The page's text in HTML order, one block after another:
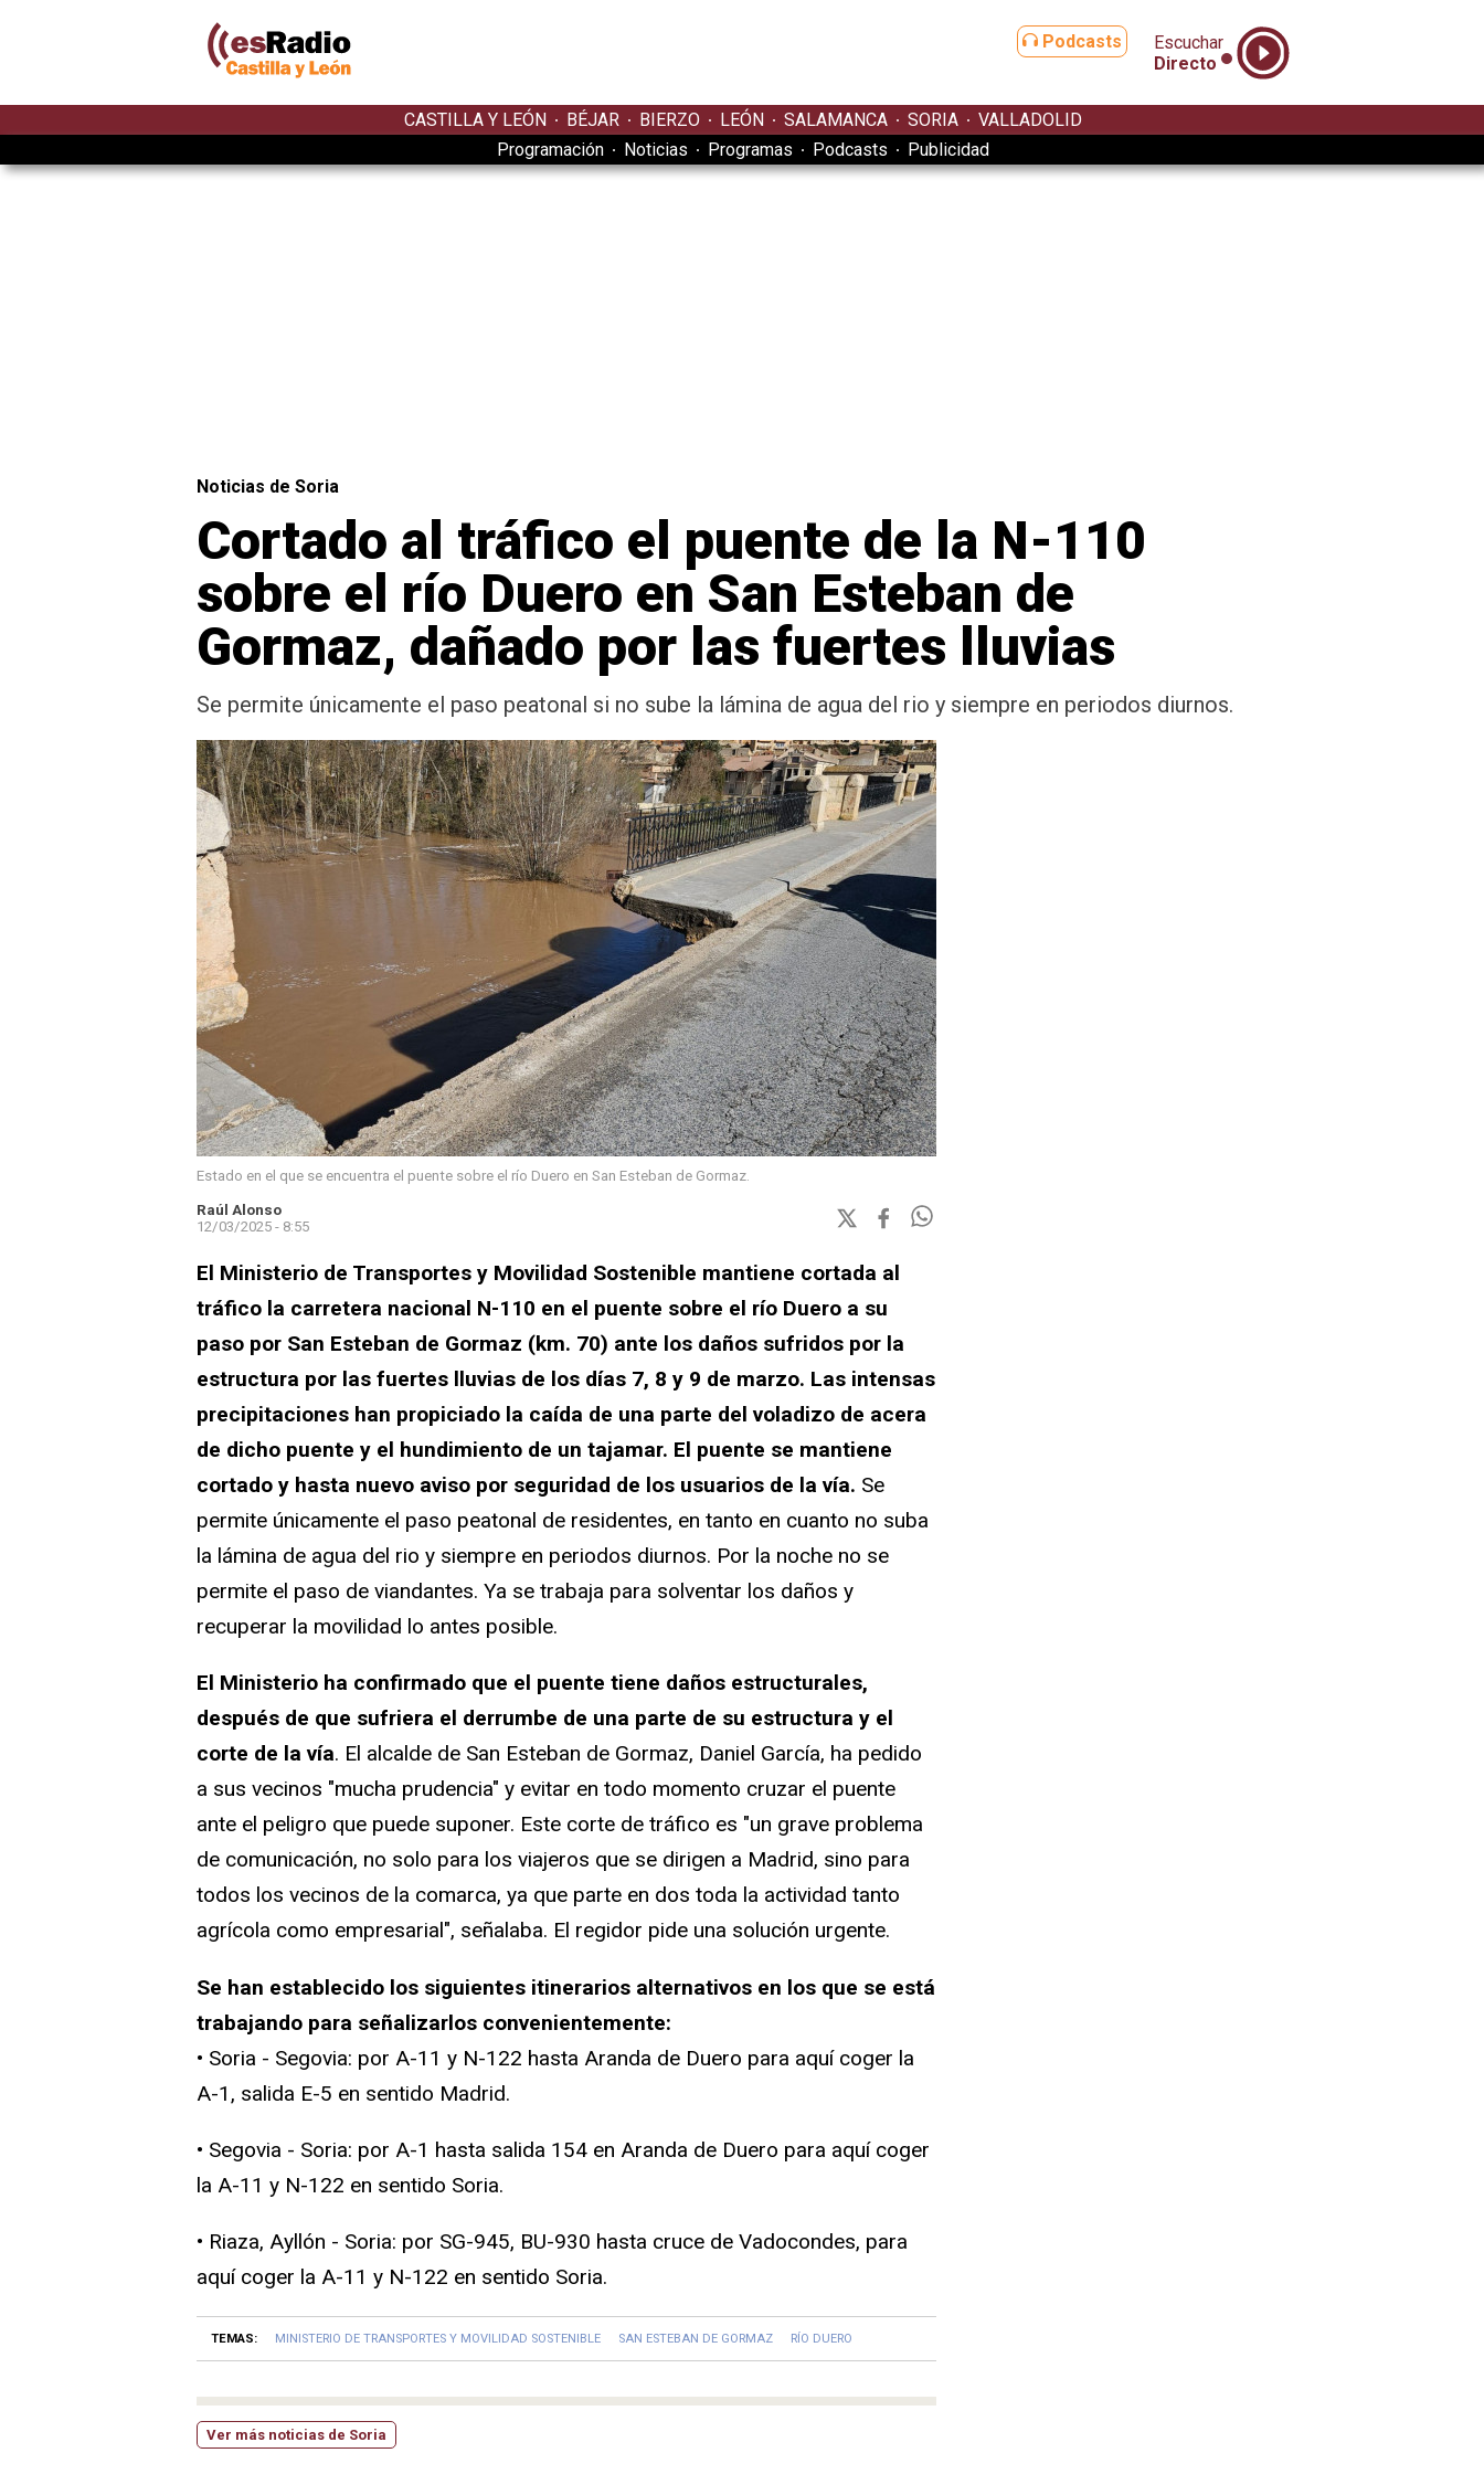
Podcasts
Escuchar
Directo
CASTILLA Y LEÓN BÉJAR BIERZO LEÓN SALAMANCA SORIA
VALLADOLID
Programación
Noticias Programas Podcasts Publicidad
Noticias de Soria
Cortado al tráfico el puente de la N-110
sobre el río Duero en San Esteban de
Gormaz, dañado por las fuertes lluvias
Se permite únicamente el paso peatonal si no sube la lámina de agua del rio y siempre en periodos diurnos.
Estado en el que se encuentra el puente sobre el río Duero en San Esteban de Gormaz.
Raúl Alonso
12/03/2025 - 8:55
El Ministerio de Transportes y Movilidad Sostenible mantiene cortada al
tráfico la carretera nacional N-110 en el puente sobre el río Duero a su
paso por San Esteban de Gormaz (km. 70) ante los daños sufridos por la
estructura por las fuertes lluvias de los días 7, 8 y 9 de marzo. Las intensas
precipitaciones han propiciado la caída de una parte del voladizo de acera
de dicho puente y el hundimiento de un tajamar. El puente se mantiene
cortado y hasta nuevo aviso por seguridad de los usuarios de la vía. Se
permite únicamente el paso peatonal de residentes, en tanto en cuanto no suba
la lámina de agua del rio y siempre en periodos diurnos. Por la noche no se
permite el paso de viandantes. Ya se trabaja para solventar los daños y
recuperar la movilidad lo antes posible.
El Ministerio ha confirmado que el puente tiene daños estructurales,
después de que sufriera el derrumbe de una parte de su estructura y el
corte de la vía. El alcalde de San Esteban de Gormaz, Daniel García, ha pedido
a sus vecinos "mucha prudencia" y evitar en todo momento cruzar el puente
ante el peligro que puede suponer. Este corte de tráfico es "un grave problema
de comunicación, no solo para los viajeros que se dirigen a Madrid, sino para
todos los vecinos de la comarca, ya que parte en dos toda la actividad tanto
agrícola como empresarial", señalaba. El regidor pide una solución urgente.
Se han establecido los siguientes itinerarios alternativos en los que se está
trabajando para señalizarlos convenientemente:
• Soria - Segovia: por A-11 y N-122 hasta Aranda de Duero para aquí coger la
A-1, salida E-5 en sentido Madrid.
• Segovia - Soria: por A-1 hasta salida 154 en Aranda de Duero para aquí coger
la A-11 y N-122 en sentido Soria.
• Riaza, Ayllón - Soria: por SG-945, BU-930 hasta cruce de Vadocondes, para
aquí coger la A-11 y N-122 en sentido Soria.
TEMAS: MINISTERIO DE TRANSPORTES Y MOVILIDAD SOSTENIBLE SAN ESTEBAN DE GORMAZ RÍO DUERO
Ver más noticias de Soria